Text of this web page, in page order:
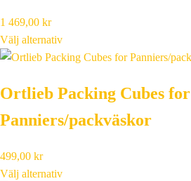
1 469,00 kr
Välj alternativ
Ortlieb Packing Cubes for
Panniers/packväskor
499,00 kr
Välj alternativ